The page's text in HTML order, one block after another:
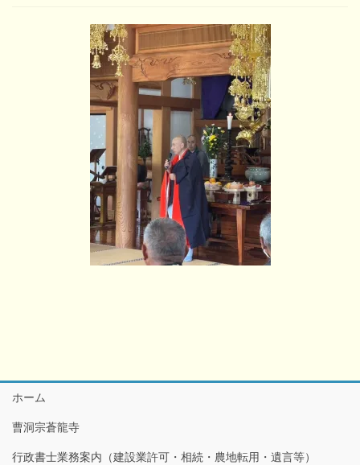
ホーム
曹洞宗蒼龍寺
行政書士業務案内（建設業許可・相続・農地転用・遺言等）